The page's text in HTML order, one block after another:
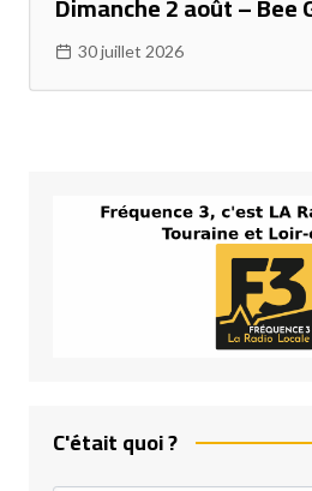
30 juillet 2026
C'était quoi ?